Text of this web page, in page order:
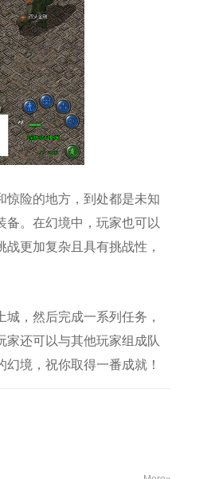
惊险的地方，到处都是未知
备。在幻境中，玩家也可以
更加复杂且具有挑战性，
，然后完成一系列任务，
还可以与其他玩家组成队
境，祝你取得一番成就！